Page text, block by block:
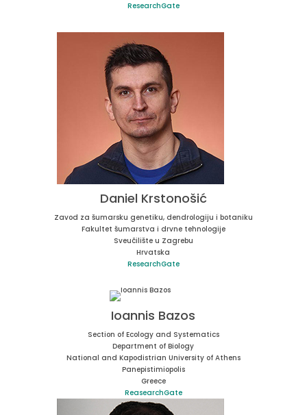
ResearchGate
Daniel Krstonošić
Zavod za šumarsku genetiku, dendrologiju i botaniku
Fakultet šumarstva i drvne tehnologije
Sveučilište u Zagrebu
Hrvatska
ResearchGate
Ioannis Bazos
Section of Ecology and Systematics
Department of Biology
National and Kapodistrian University of Athens
Panepistimiopolis
Greece
ReasearchGate